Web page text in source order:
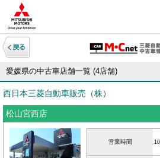
愛媛県の中古車店舗一覧 (4店舗)
西日本三菱自動車販売（株）
松山宮西店
営業時間